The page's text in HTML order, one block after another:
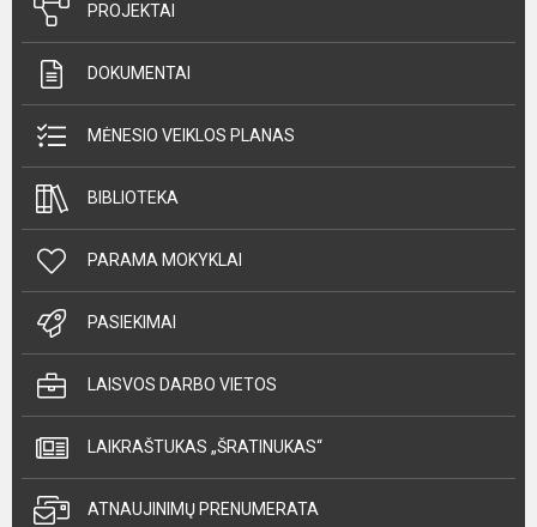
PROJEKTAI
DOKUMENTAI
MĖNESIO VEIKLOS PLANAS
BIBLIOTEKA
PARAMA MOKYKLAI
PASIEKIMAI
LAISVOS DARBO VIETOS
LAIKRAŠTUKAS „ŠRATINUKAS“
ATNAUJINIMŲ PRENUMERATA